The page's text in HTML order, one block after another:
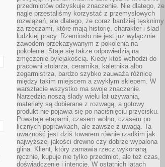
przedmiotów odzyskuje znaczenie. Nie dlatego, że
nagle przestaliśmy korzystać z przemysłowych
rozwiązań, ale dlatego, że coraz bardziej tęsknimy
za rzeczami, które mają historię, charakter i ślad
ludzkiej pracy. Rzemiosło nie jest już wyłącznie
zawodem przekazywanym z pokolenia na
pokolenie. Staje się także odpowiedzią na
zmęczenie bylejakością. Kiedy ktoś wchodzi do
pracowni stolarza, ceramika, kaletnika albo
zegarmistrza, bardzo szybko zauważa różnicę
między takim miejscem a zwykłym sklepem. W
warsztacie wszystko ma swoje znaczenie.
Narzędzia noszą ślady wielu lat używania,
materiały są dobierane z rozwagą, a gotowy
produkt nie pojawia się po naciśnięciu przycisku.
Powstaje etapami, czasem wolno, czasem po
licznych poprawkach, ale zawsze z uwagą. Ta
uważność jest dziś towarem równie rzadkim jak
najwyższej jakości drewno czy dobrze wypalona
glina. Klient, który zamawia rzecz wykonaną
ręcznie, kupuje nie tylko przedmiot, ale też czas,
doświadczenie i intencję. W ostatnich latach